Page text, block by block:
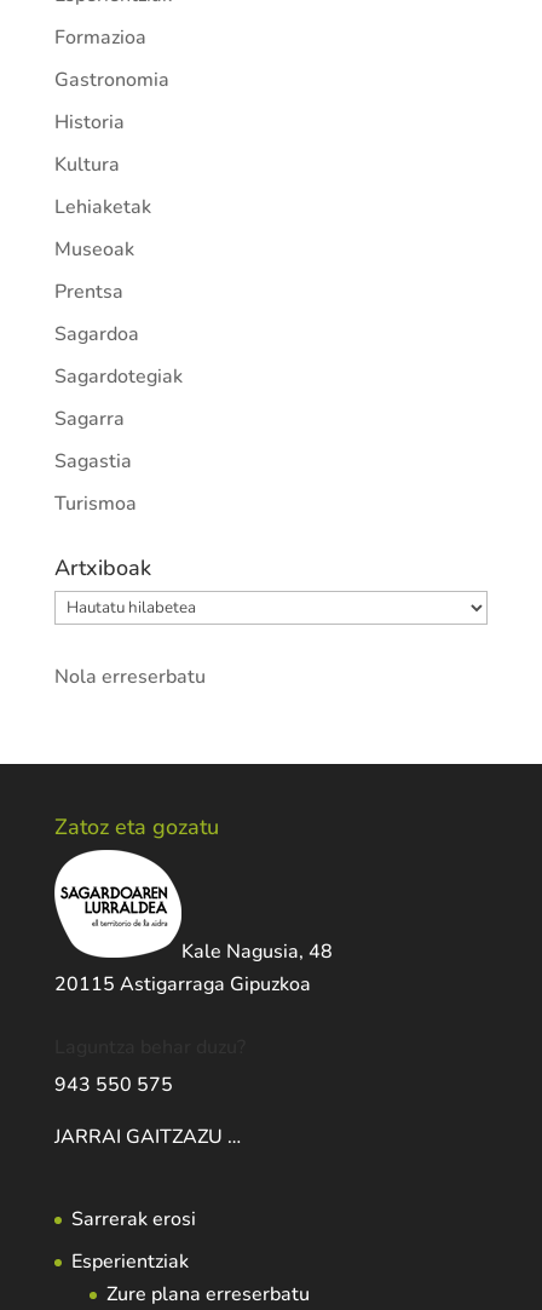
Formazioa
Gastronomia
Historia
Kultura
Lehiaketak
Museoak
Prentsa
Sagardoa
Sagardotegiak
Sagarra
Sagastia
Turismoa
Artxiboak
Artxiboak
Nola erreserbatu
Zatoz eta gozatu
Kale Nagusia, 48
20115 Astigarraga Gipuzkoa
943 550 575
JARRAI GAITZAZU …
Sarrerak erosi
Esperientziak
Zure plana erreserbatu